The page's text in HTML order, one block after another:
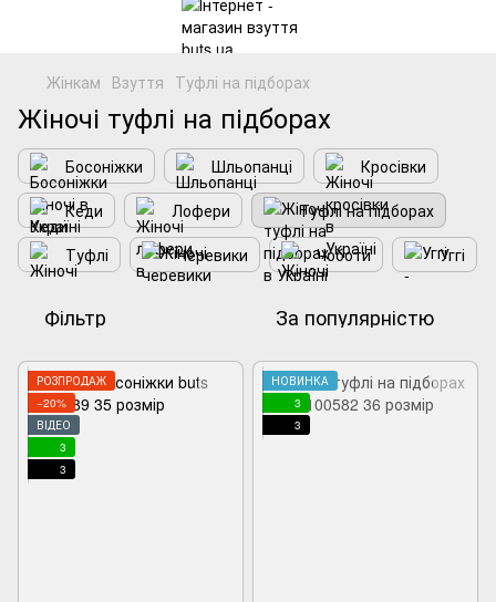
Жінкам Взуття Туфлі на підборах
Жіночі туфлі на підборах
Босоніжки Шльопанці
Кросівки
Кеди
Лофери
Туфлі на підборах
Туфлі
Черевики Чоботи Уггі
Фільтр За популярністю
РОЗПРОДАЖ
−20%
ВІДЕО
3
3
НОВИНКА
3
3